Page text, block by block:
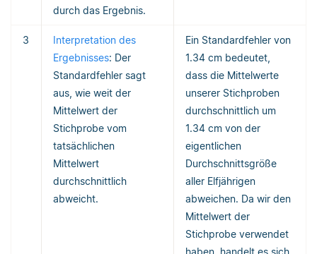
durch das Ergebnis.
3
Interpretation des
Ergebnisses: Der
Standardfehler sagt
aus, wie weit der
Mittelwert der
Stichprobe vom
tatsächlichen
Mittelwert
durchschnittlich
abweicht.
Ein Standardfehler von
1.34 cm bedeutet,
dass die Mittelwerte
unserer Stichproben
durchschnittlich um
1.34 cm von der
eigentlichen
Durchschnittsgröße
aller Elfjährigen
abweichen. Da wir den
Mittelwert der
Stichprobe verwendet